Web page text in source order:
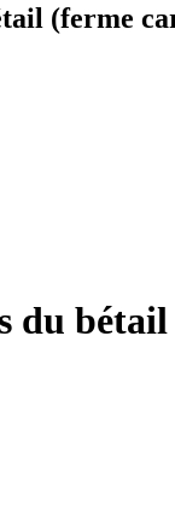
(ferme
du